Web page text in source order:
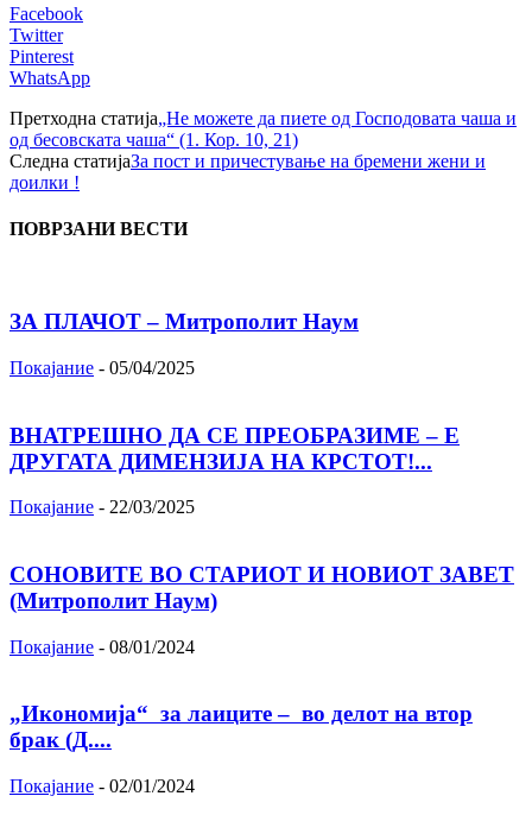
Facebook
Twitter
Pinterest
WhatsApp
Претходна статија„Не можете да пиете од Господовата чаша и
од бесовската чаша“ (1. Кор. 10, 21)
Следна статијаЗа пост и причестување на бремени жени и
доилки !
ПОВРЗАНИ ВЕСТИ
ЗА ПЛАЧОТ – Митрополит Наум
Покајание - 05/04/2025
ВНАТРЕШНО ДА СЕ ПРЕОБРАЗИМЕ – Е
ДРУГАТА ДИМЕНЗИЈА НА КРСТОТ!...
Покајание - 22/03/2025
СОНОВИТЕ ВО СТАРИОТ И НОВИОТ ЗАВЕТ
(Митрополит Наум)
Покајание - 08/01/2024
„Икономија“ за лаиците – во делот на втор
брак (Д....
Покајание - 02/01/2024